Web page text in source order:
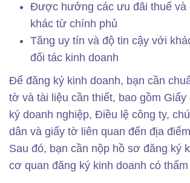
Được hưởng các ưu đãi thuế và
khác từ chính phủ
Tăng uy tín và độ tin cậy với
đối tác kinh doanh
Để đăng ký kinh doanh, bạn cần
tờ và tài liệu cần thiết, bao gồm Giấy
ký doanh nghiệp, Điều lệ công ty,
dân và giấy tờ liên quan đến địa
Sau đó, bạn cần nộp hồ sơ đăng ký
cơ quan đăng ký kinh doanh có